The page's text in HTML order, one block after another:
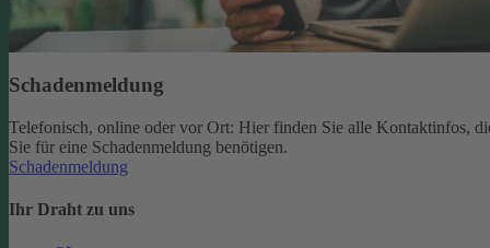
Schadenmeldung
Telefonisch, online oder vor Ort: Hier finden Sie alle Kontaktinfos,
Sie für eine Schadenmeldung benötigen.
Schadenmeldung
Ihr Draht zu uns